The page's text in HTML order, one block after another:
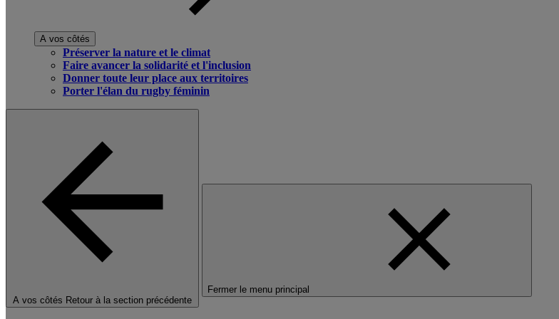
A vos côtés
Préserver la nature et le climat
Faire avancer la solidarité et l'inclusion
Donner toute leur place aux territoires
Porter l'élan du rugby féminin
A vos côtés Retour à la section précédente
Fermer le menu principal